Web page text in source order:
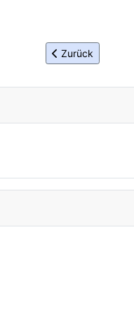
Vorheriger
Zurück